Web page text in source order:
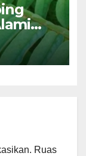
Ruas